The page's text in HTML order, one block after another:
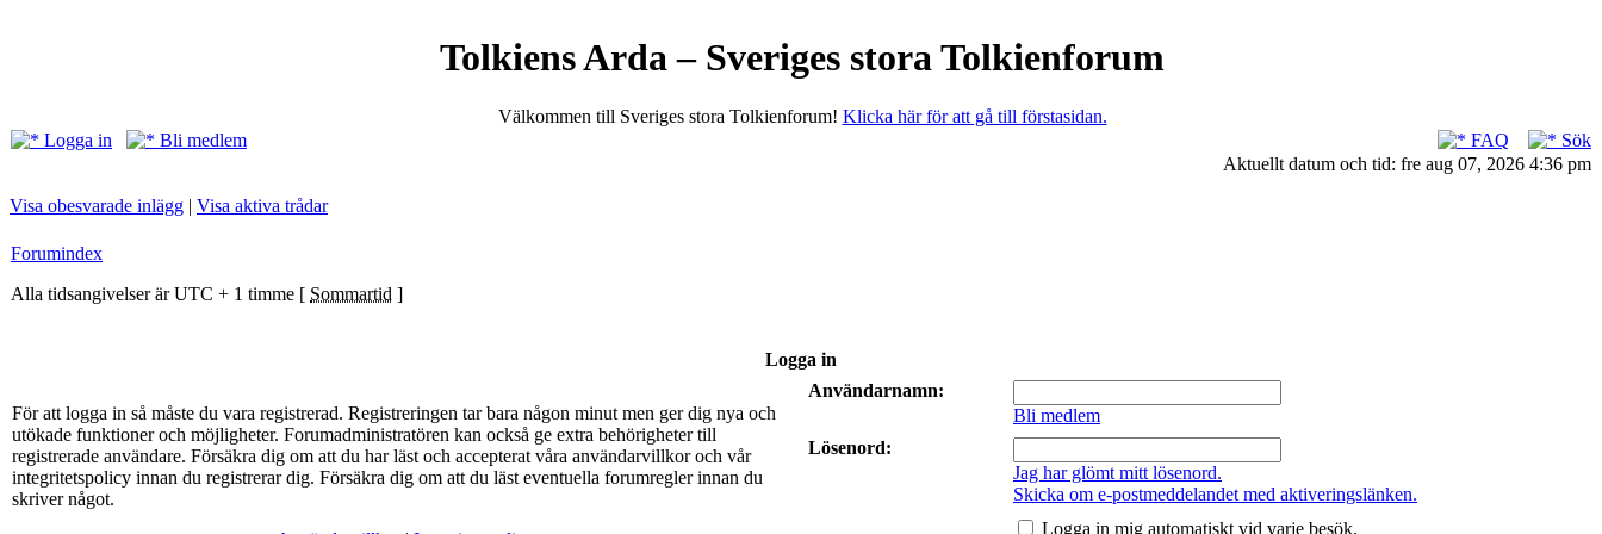
Tolkiens Arda – Sveriges stora Tolkienforum
Välkommen till Sveriges stora Tolkienforum! Klicka här för att gå till förstasidan.
Logga in
Bli medlem FAQ
Sök
Aktuellt datum och tid: fre aug 07, 2026 4:36 pm
Visa obesvarade inlägg | Visa aktiva trådar
Forumindex
Alla tidsangivelser är UTC + 1 timme [ Sommartid ]
Logga in
För att logga in så måste du vara registrerad. Registreringen tar bara någon minut men ger dig nya och
utökade funktioner och möjligheter. Forumadministratören kan också ge extra behörigheter till
registrerade användare. Försäkra dig om att du har läst och accepterat våra användarvillkor och vår
integritetspolicy innan du registrerar dig. Försäkra dig om att du läst eventuella forumregler innan du
skriver något.
Användarnamn:
Bli medlem
Lösenord:
Jag har glömt mitt lösenord.
Skicka om e-postmeddelandet med aktiveringslänken.
Logga in mig automatiskt vid varje besök.